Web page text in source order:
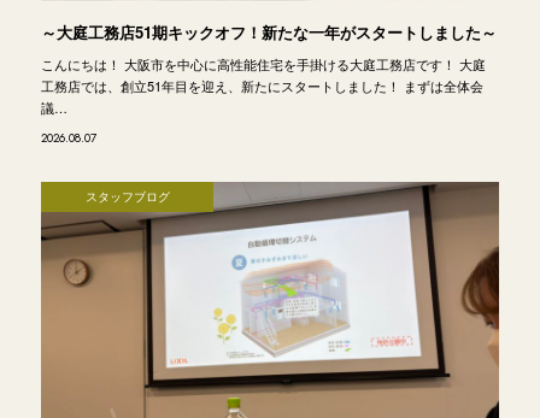
～大庭工務店51期キックオフ！新たな一年がスタートしました～
こんにちは！ 大阪市を中心に高性能住宅を手掛ける大庭工務店です！ 大庭
工務店では、創立51年目を迎え、新たにスタートしました！ まずは全体会
議…
2026.08.07
スタッフブログ